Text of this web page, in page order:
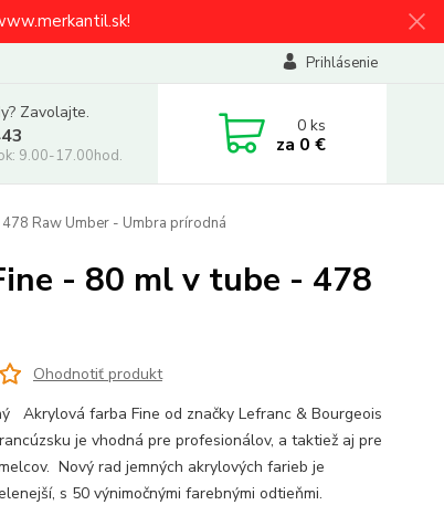
Prihlásenie
Zavolajte.
9.00-17.00hod.
0ks
za 0 €
Raw Umber - Umbra prírodná
- 80 ml v tube - 478
Ohodnotiť produkt
Akrylová farba Fine od značky Lefranc & Bourgeois
je vhodná pre profesionálov, a taktiež aj pre
Nový rad jemných akrylových farieb je
s 50 výnimočnými farebnými odtieňmi.